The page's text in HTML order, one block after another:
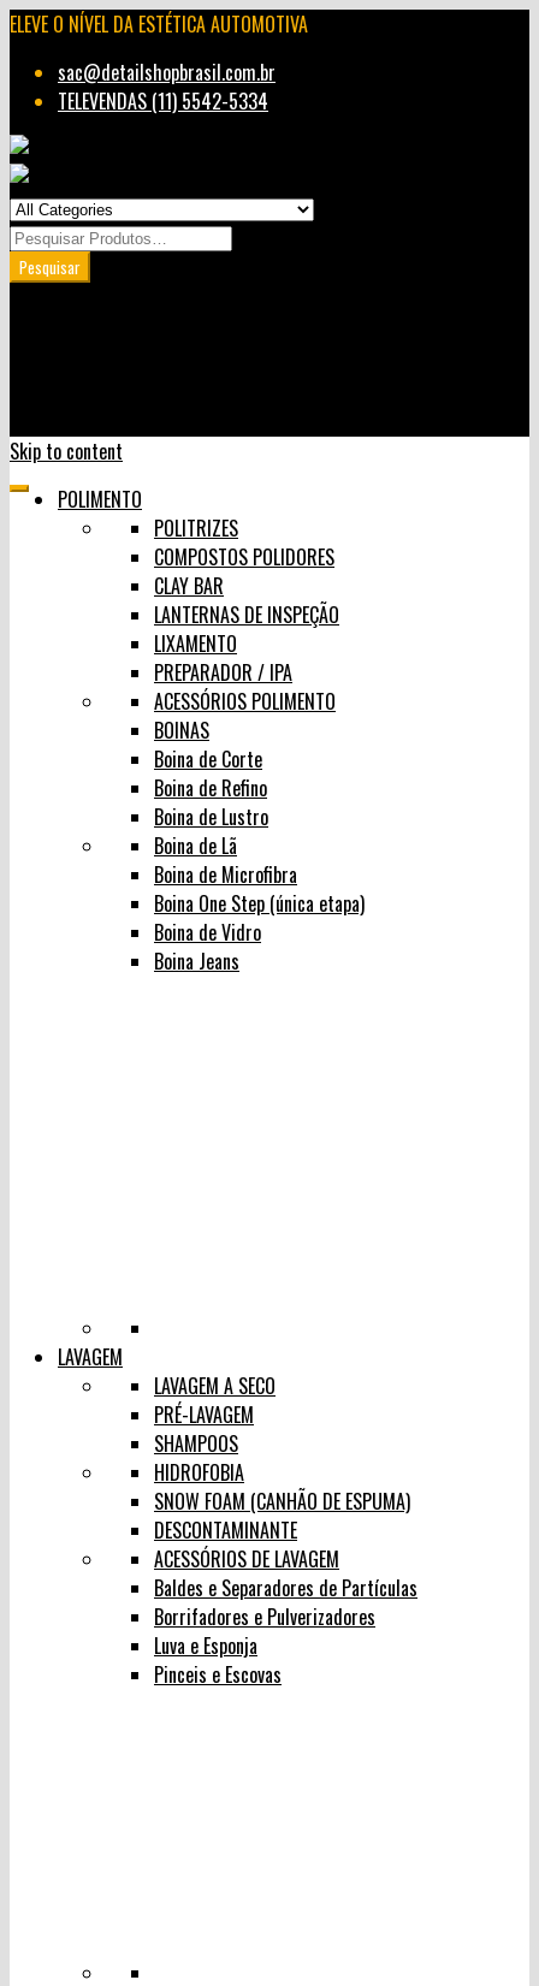
ELEVE O NÍVEL DA ESTÉTICA AUTOMOTIVA
sac@detailshopbrasil.com.br
TELEVENDAS (11) 5542-5334
Skip to content
POLIMENTO
POLITRIZES
COMPOSTOS POLIDORES
CLAY BAR
LANTERNAS DE INSPEÇÃO
LIXAMENTO
PREPARADOR / IPA
ACESSÓRIOS POLIMENTO
BOINAS
Boina de Corte
Boina de Refino
Boina de Lustro
Boina de Lã
Boina de Microfibra
Boina One Step (única etapa)
Boina de Vidro
Boina Jeans
LAVAGEM
LAVAGEM A SECO
PRÉ-LAVAGEM
SHAMPOOS
HIDROFOBIA
SNOW FOAM (CANHÃO DE ESPUMA)
DESCONTAMINANTE
ACESSÓRIOS DE LAVAGEM
Baldes e Separadores de Partículas
Borrifadores e Pulverizadores
Luva e Esponja
Pinceis e Escovas